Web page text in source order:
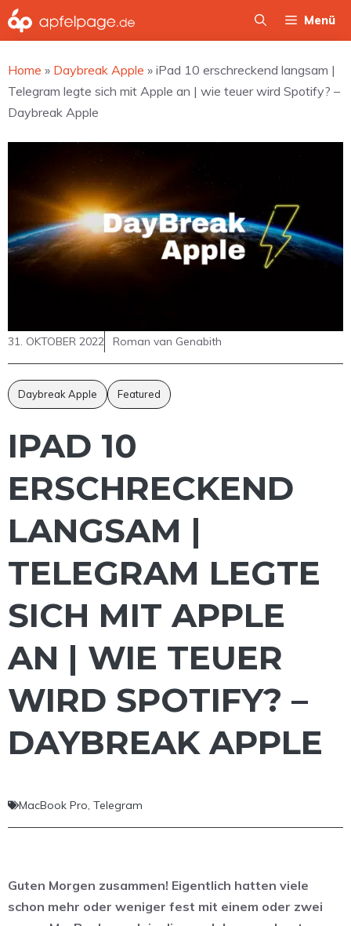
Zum
Inhalt
Menü
Home » Daybreak Apple » iPad 10 erschreckend langsam |
Telegram legte sich mit Apple an | wie teuer wird Spotify? –
Daybreak Apple
31. OKTOBER 2022 Roman van Genabith
Daybreak Apple Featured
IPAD 10
ERSCHRECKEND
LANGSAM |
TELEGRAM LEGTE
SICH MIT APPLE
AN | WIE TEUER
WIRD SPOTIFY? –
DAYBREAK APPLE
MacBook Pro, Telegram
Guten Morgen zusammen! Eigentlich hatten viele
schon mehr oder weniger fest mit einem oder zwei